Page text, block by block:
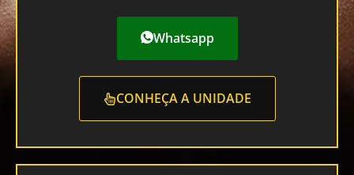
Whatsapp
CONHEÇA A UNIDADE